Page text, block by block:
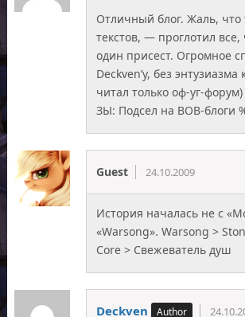
Отличный блог. Жаль, что
текстов, — проглотил все,
один присест. Огромное
Deckven’у, без энтузиазма
читал только оф-уг-форум)
ЗЫ: Подсел на ВОВ-блоги
Guest 24.10.2009
История началась не с
«Warsong». Warsong >
Core > Свежеватель душ
Deckven